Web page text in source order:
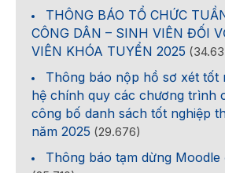
THÔNG BÁO TỔ CHỨC
CÔNG DÂN – SINH VIÊN ĐỐI
VIÊN KHÓA TUYỂN 2025
Thông báo nộp hồ sơ xét tốt
hệ chính quy các chương trình
công bố danh sách tốt nghiệp
năm 2025 (29.676)
Thông báo tạm dừng